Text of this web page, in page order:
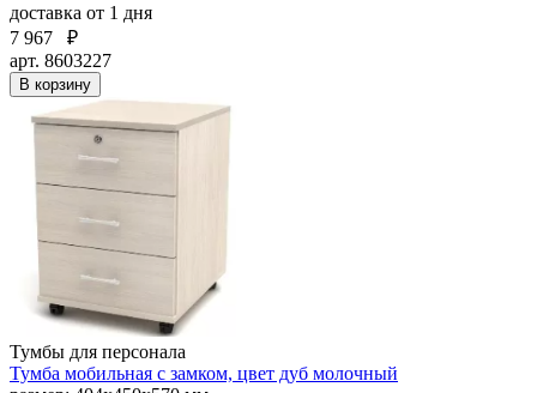
доставка от 1 дня
7 967
₽
арт. 8603227
В корзину
Тумбы для персонала
Тумба мобильная с замком, цвет дуб молочный